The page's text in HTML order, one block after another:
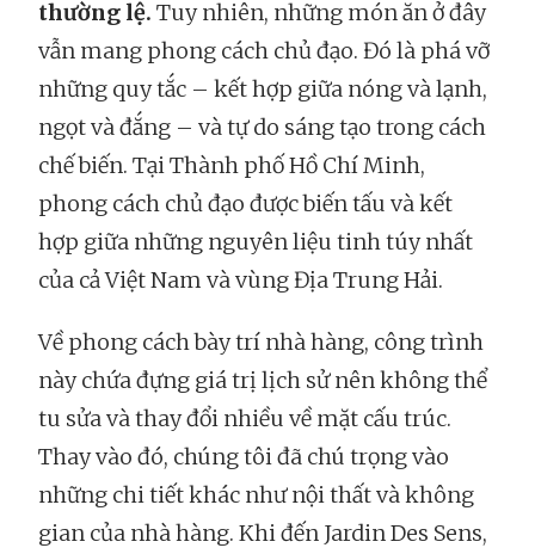
thường lệ. Tuy nhiên, những món ăn ở đây
vẫn mang phong cách chủ đạo. Đó là phá vỡ
những quy tắc – kết hợp giữa nóng và lạnh,
ngọt và đắng – và tự do sáng tạo trong cách
chế biến. Tại Thành phố Hồ Chí Minh,
phong cách chủ đạo được biến tấu và kết
hợp giữa những nguyên liệu tinh túy nhất
của cả Việt Nam và vùng Địa Trung Hải.
Về phong cách bày trí nhà hàng, công trình
này chứa đựng giá trị lịch sử nên không thể
tu sửa và thay đổi nhiều về mặt cấu trúc.
Thay vào đó, chúng tôi đã chú trọng vào
những chi tiết khác như nội thất và không
gian của nhà hàng. Khi đến Jardin Des Sens,